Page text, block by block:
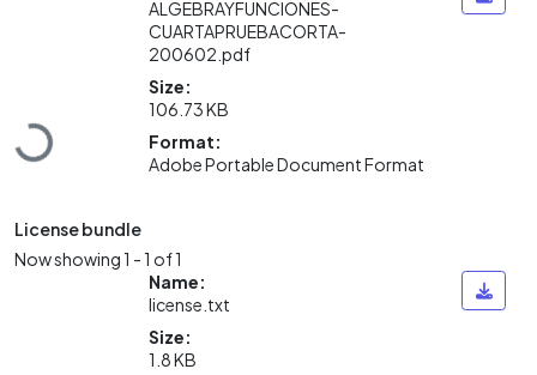
Loading...
ALGEBRAYFUNCIONES-
CUARTAPRUEBACORTA-
200602.pdf
Size:
106.73 KB
Format:
Adobe Portable Document Format
License bundle
Now showing1 - 1 of 1
Name:
license.txt
Size:
1.8 KB